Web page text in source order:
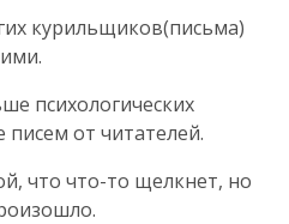
курильщиков(письма)
психологических
от читателей.
что что-то щелкнет, но